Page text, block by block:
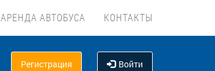
АРЕНДА АВТОБУСА КОНТАКТЫ
Регистрация Войти